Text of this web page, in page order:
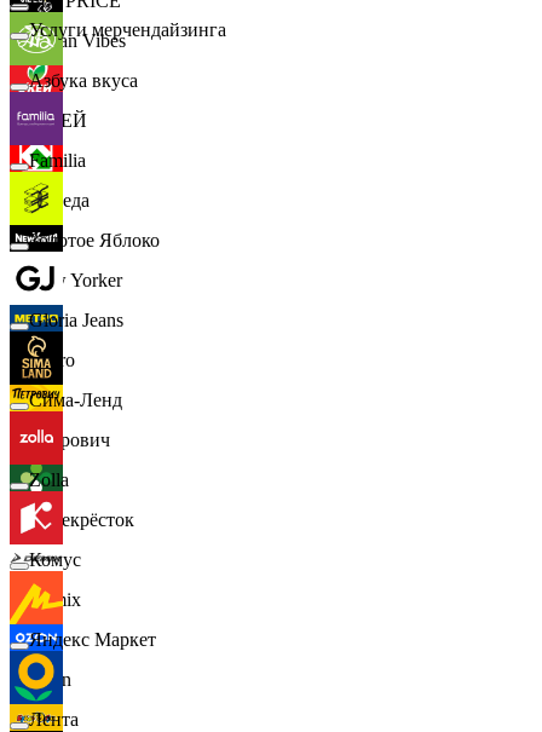
Urban Vibes
О'КЕЙ
Победа
New Yorker
Metro
Петрович
Перекрёсток
Demix
Ozon
Азбука вкуса
Familia
Золотое Яблоко
Gloria Jeans
Сима-Ленд
Zolla
Комус
Яндекс Маркет
Лента
Услуги мерчендайзинга